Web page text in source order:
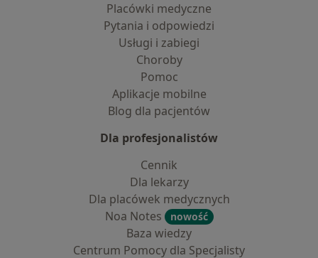
Placówki medyczne
Pytania i odpowiedzi
Usługi i zabiegi
Choroby
Pomoc
Aplikacje mobilne
Blog dla pacjentów
Dla profesjonalistów
Cennik
Dla lekarzy
Dla placówek medycznych
Noa Notes
nowość
Baza wiedzy
Centrum Pomocy dla Specjalisty